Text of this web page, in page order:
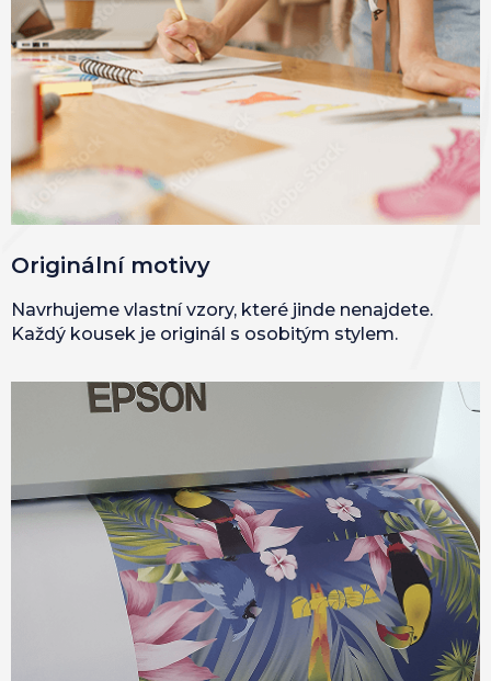
Originální motivy
Navrhujeme vlastní vzory, které jinde nenajdete.
Každý kousek je originál s osobitým stylem.